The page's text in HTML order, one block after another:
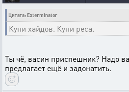
Цитата: Exterminator
Купи хайдов. Купи реса.
Ты чё, васин приспешник? Надо
предлагает ещё и задонатить.